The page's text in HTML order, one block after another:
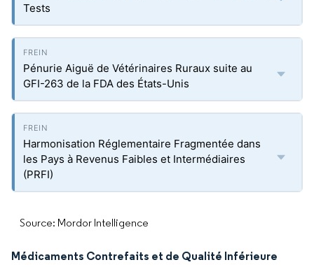
Tests
Pénurie Aiguë de Vétérinaires Ruraux suite au
GFI-263 de la FDA des États-Unis
Harmonisation Réglementaire Fragmentée dans
les Pays à Revenus Faibles et Intermédiaires
(PRFI)
Source: Mordor Intelligence
Médicaments Contrefaits et de Qualité Inférieure